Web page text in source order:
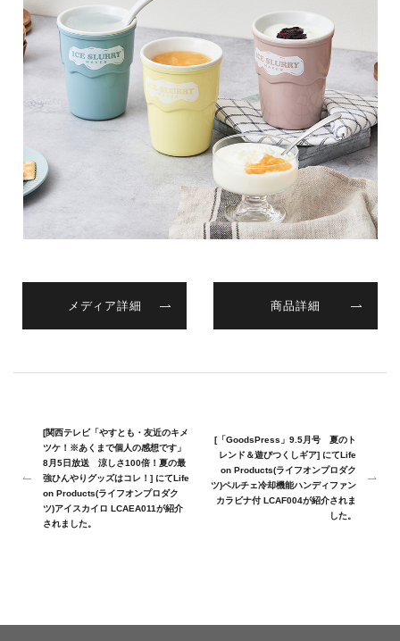
メディア詳細 商品詳細
[関西テレビ「やすとも・友近のキメ
ツケ！※あくまで個人の感想です」
8月5日放送 涼しさ100倍！夏の最
強ひんやりグッズはコレ！] にてLife
on Products(ライフオンプロダク
ツ)アイスカイロ LCAEA011が紹介
されました。
[「GoodsPress」9.5月号 夏のト
レンド＆遊びつくしギア] にてLife
on Products(ライフオンプロダク
ツ)ペルチェ冷却機能ハンディファン
カラビナ付 LCAF004が紹介されま
した。